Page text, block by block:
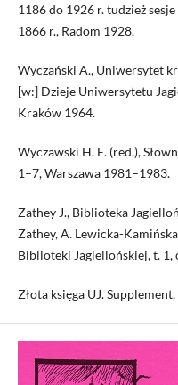
1186 do 1926 r. tudzież
1866 r., Radom 1928.
Wyczański A., Uniwersytet
[w:] Dzieje Uniwersytetu
Kraków 1964.
Wyczawski H. E. (red.),
1–7, Warszawa 1981–1983.
Zathey J., Biblioteka
Zathey, A. Lewicka-
Biblioteki Jagiellońskiej, t. 1,
Złota księga UJ.